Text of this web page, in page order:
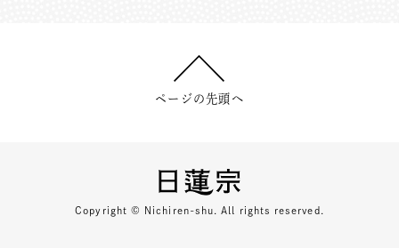
ページの先頭へ
Copyright © Nichiren-shu. All rights reserved.